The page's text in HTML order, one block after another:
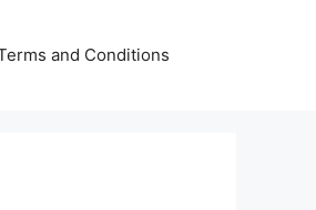
and Conditions